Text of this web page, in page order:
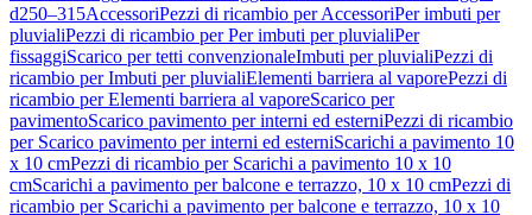
d250–315AccessoriPezzi di ricambio per AccessoriPer imbuti per
pluvialiPezzi di ricambio per Per imbuti per pluvialiPer
fissaggiScarico per tetti convenzionaleImbuti per pluvialiPezzi di
ricambio per Imbuti per pluvialiElementi barriera al vaporePezzi di
ricambio per Elementi barriera al vaporeScarico per
pavimentoScarico pavimento per interni ed esterniPezzi di ricambio
per Scarico pavimento per interni ed esterniScarichi a pavimento 10
x 10 cmPezzi di ricambio per Scarichi a pavimento 10 x 10
cmScarichi a pavimento per balcone e terrazzo, 10 x 10 cmPezzi di
ricambio per Scarichi a pavimento per balcone e terrazzo, 10 x 10